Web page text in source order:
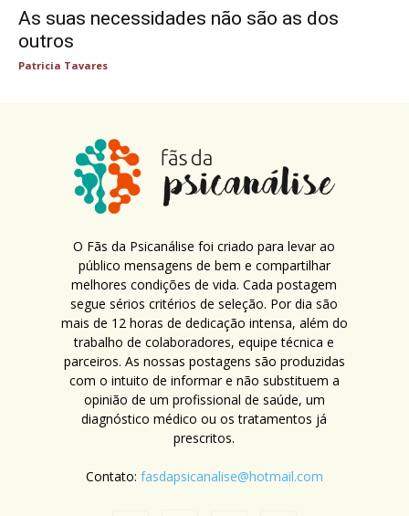
As suas necessidades não são as dos
outros
Patricia Tavares
O Fãs da Psicanálise foi criado para levar ao
público mensagens de bem e compartilhar
melhores condições de vida. Cada postagem
segue sérios critérios de seleção. Por dia são
mais de 12 horas de dedicação intensa, além do
trabalho de colaboradores, equipe técnica e
parceiros. As nossas postagens são produzidas
com o intuito de informar e não substituem a
opinião de um profissional de saúde, um
diagnóstico médico ou os tratamentos já
prescritos.
Contato: fasdapsicanalise@hotmail.com